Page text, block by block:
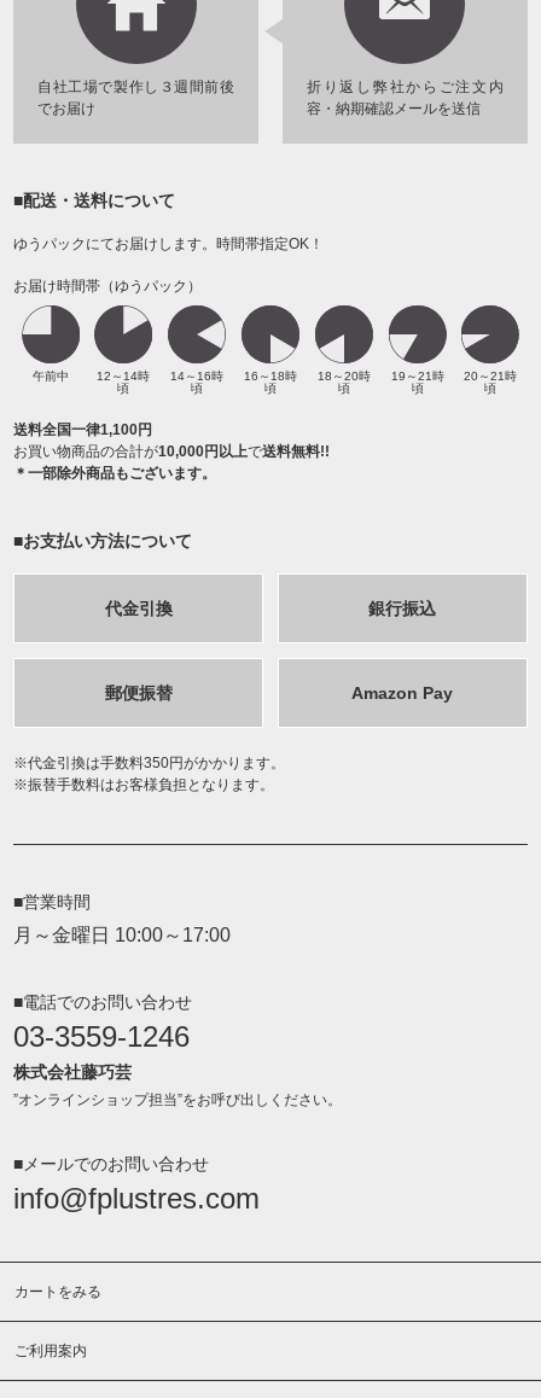
折り返し弊社からご注文内
容・納期確認メールを送信
自社工場で製作し３週間前後
でお届け
■配送・送料について
ゆうパックにてお届けします。時間帯指定OK！
お届け時間帯（ゆうパック）
午前中
12～14時
頃
14～16時
頃
16～18時
頃
18～20時
頃
19～21時
頃
20～21時
頃
送料全国一律1,100円
お買い物商品の合計が10,000円以上で送料無料!!
＊一部除外商品もございます。
■お支払い方法について
代金引換 銀行振込
郵便振替 Amazon Pay
代金引換は手数料350円がかかります。
振替手数料はお客様負担となります。
■営業時間
月～金曜日 10:00～17:00
■電話でのお問い合わせ
03-3559-1246
株式会社藤巧芸
”オンラインショップ担当”をお呼び出しください。
■メールでのお問い合わせ
info@fplustres.com
カートをみる
ご利用案内